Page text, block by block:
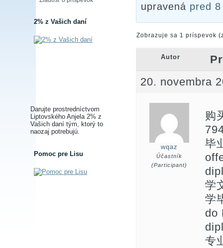
2% z Vašich daní
Darujte prostredníctvom
Liptovského Anjela 2% z
Vašich daní tým, ktorý to
naozaj potrebujú.
Pomoc pre Lisu
upravená pred
Zobrazuje sa 1 príspevok
Autor
20. novembra
wqaz
Účastník
(Participant)
购
毕
学
学
do
专